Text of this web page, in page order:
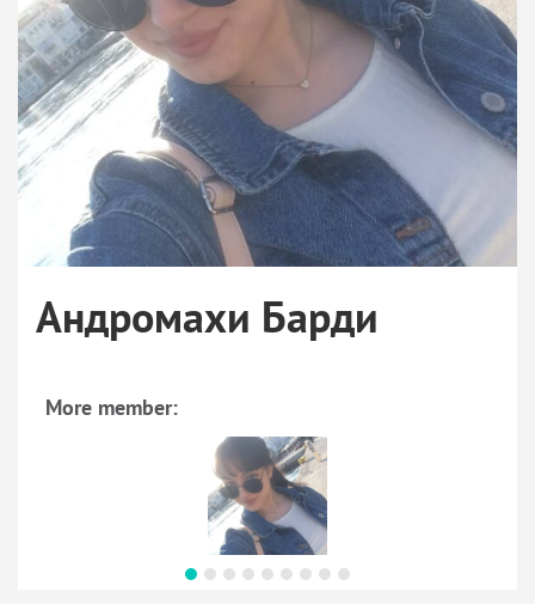
Андромахи Барди
More member: